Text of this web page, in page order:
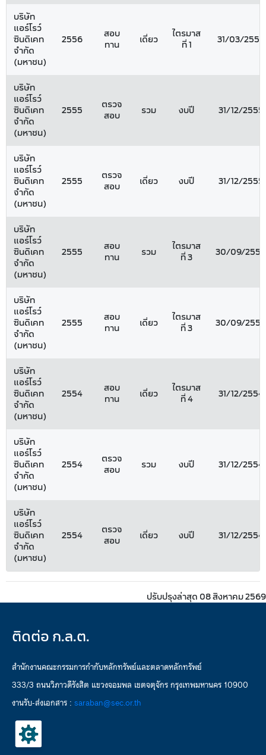
บริษัท
แอร์โรว์
ซินดิเคท
จำกัด
(มหาชน)
2556
สอบ
ทาน
เดี่ยว
ไตรมาส
ที่ 1
31/03/2556
บริษัท
แอร์โรว์
ซินดิเคท
จำกัด
(มหาชน)
2555
ตรวจ
สอบ
รวม งบปี 31/12/2555
บริษัท
แอร์โรว์
ซินดิเคท
จำกัด
(มหาชน)
2555
ตรวจ
สอบ
เดี่ยว งบปี 31/12/2555
บริษัท
แอร์โรว์
ซินดิเคท
จำกัด
(มหาชน)
2555
สอบ
ทาน
รวม
ไตรมาส
ที่ 3
30/09/2555
บริษัท
แอร์โรว์
ซินดิเคท
จำกัด
(มหาชน)
2555
สอบ
ทาน
เดี่ยว
ไตรมาส
ที่ 3
30/09/2555
บริษัท
แอร์โรว์
ซินดิเคท
จำกัด
(มหาชน)
2554
สอบ
ทาน
เดี่ยว
ไตรมาส
ที่ 4
31/12/2554
บริษัท
แอร์โรว์
ซินดิเคท
จำกัด
(มหาชน)
2554
ตรวจ
สอบ
รวม งบปี 31/12/2554
บริษัท
แอร์โรว์
ซินดิเคท
จำกัด
(มหาชน)
2554
ตรวจ
สอบ
เดี่ยว งบปี 31/12/2554
ปรับปรุงล่าสุด 08 สิงหาคม 2569
ติดต่อ ก.ล.ต.
สำนักงานคณะกรรมการกำกับหลักทรัพย์และตลาดหลักทรัพย์
333/3 ถนนวิภาวดีรังสิต แขวงจอมพล เขตจตุจักร กรุงเทพมหานคร 10900
งานรับ-ส่งเอกสาร : saraban@sec.or.th